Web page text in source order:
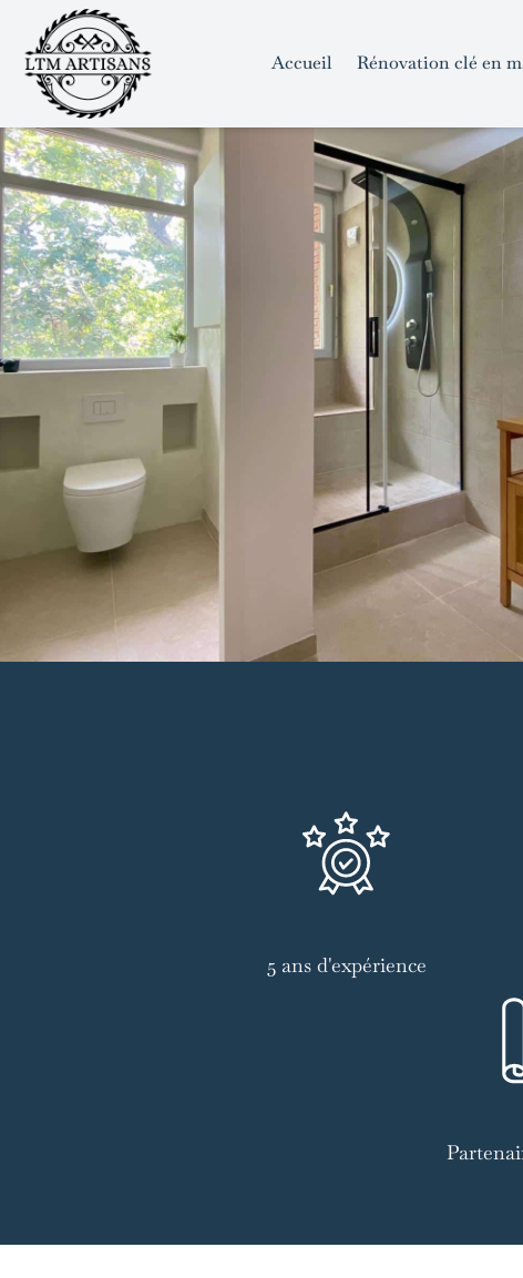
```html```
content
Accueil Rénovation clé en
5 ans d'expérience